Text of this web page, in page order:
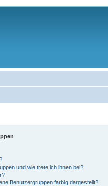
und wie trete ich ihnen bei?
Benutzergruppen farbig dargestellt?